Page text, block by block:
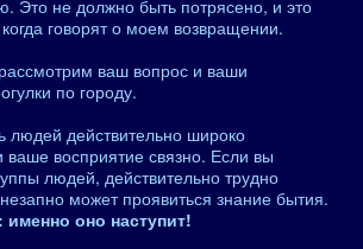
Это не должно быть потрясено, и это
говорят о моем возвращении.
ваш вопрос и ваши
по городу.
людей действительно широко
ваше восприятие связно. Если вы
людей, действительно трудно
может проявиться знание бытия.
оно наступит!